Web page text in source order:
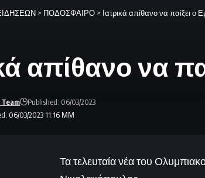
> ΠΟΔΟΣΦΑΙΡΟ > Ιατρικά απίθανο να παίξει ο
απίθανο να
06/03/2023 11:16 ΜΜ
Team Published: 06/03/2023
Τα τελευταία νέα του